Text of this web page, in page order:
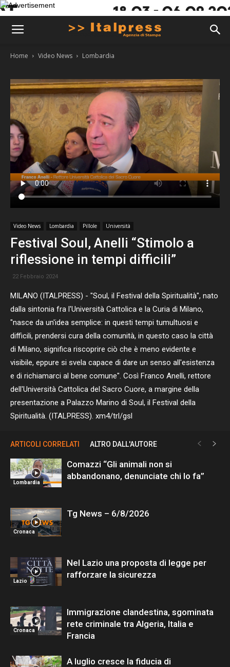
Home Video News Lombardia
Video News Lombardia Pillole Università
Festival Soul, Anelli “Stimolo a
riflessione in tempi difficili”
22 Febbraio 2024
MILANO (ITALPRESS) - "Soul, il Festival della Spiritualità", nato
dalla sintonia fra l'Università Cattolica e la Curia di Milano,
"nasce da un'idea semplice: in questi tempi tumultuosi e
difficili, prendersi cura della comunità, in questo caso la città
di Milano, significa riscoprire ciò che è meno evidente e
visibile, eppure si svela capace di dare un senso all'esistenza
e di richiamarci al bene comune". Così Franco Anelli, rettore
dell'Università Cattolica del Sacro Cuore, a margine della
presentazione a Palazzo Marino di Soul, il Festival della
Spiritualità. (ITALPRESS). xm4/trl/gsl
ARTICOLI CORRELATI ALTRO DALL'AUTORE
Lombardia
Comazzi “Gli animali non si
abbandonano, denunciate chi lo fa”
Cronaca
Tg News – 6/8/2026
Lazio
Nel Lazio una proposta di legge per
rafforzare la sicurezza
Cronaca
Immigrazione clandestina, sgominata
rete criminale tra Algeria, Italia e
Francia
A luglio cresce la fiducia di